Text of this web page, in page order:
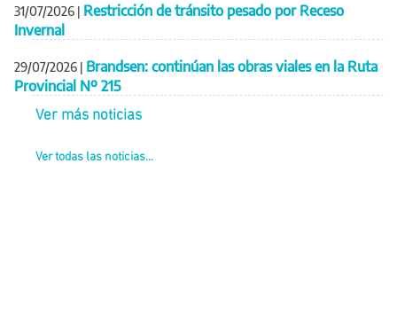
31/07/2026 | Restricción de tránsito pesado por Receso
Invernal
29/07/2026 | Brandsen: continúan las obras viales en la Ruta
Provincial Nº 215
Ver más noticias
Ver todas las noticias...